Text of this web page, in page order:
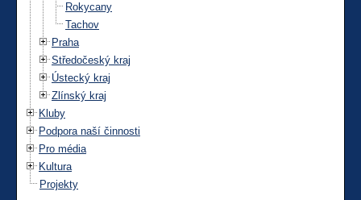
Rokycany
Tachov
Praha
Středočeský kraj
Ústecký kraj
Zlínský kraj
Kluby
Podpora naší činnosti
Pro média
Kultura
Projekty